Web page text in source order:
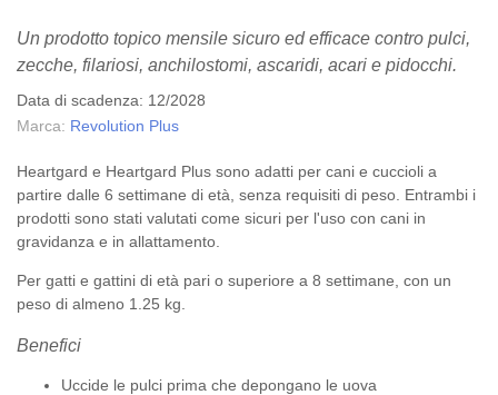
Un prodotto topico mensile sicuro ed efficace contro pulci,
zecche, filariosi, anchilostomi, ascaridi, acari e pidocchi.
Data di scadenza: 12/2028
Marca: Revolution Plus
Heartgard e Heartgard Plus sono adatti per cani e cuccioli a
partire dalle 6 settimane di età, senza requisiti di peso. Entrambi i
prodotti sono stati valutati come sicuri per l'uso con cani in
gravidanza e in allattamento.
Per gatti e gattini di età pari o superiore a 8 settimane, con un
peso di almeno 1.25 kg.
Benefici
Uccide le pulci prima che depongano le uova